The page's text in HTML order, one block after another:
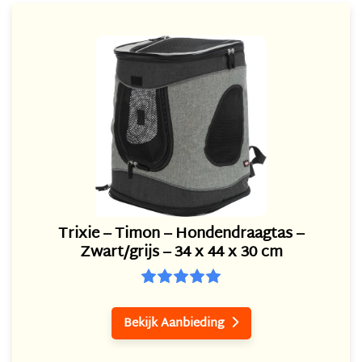
Trixie – Timon – Hondendraagtas –
Zwart/grijs – 34 x 44 x 30 cm
Bekijk Aanbieding 